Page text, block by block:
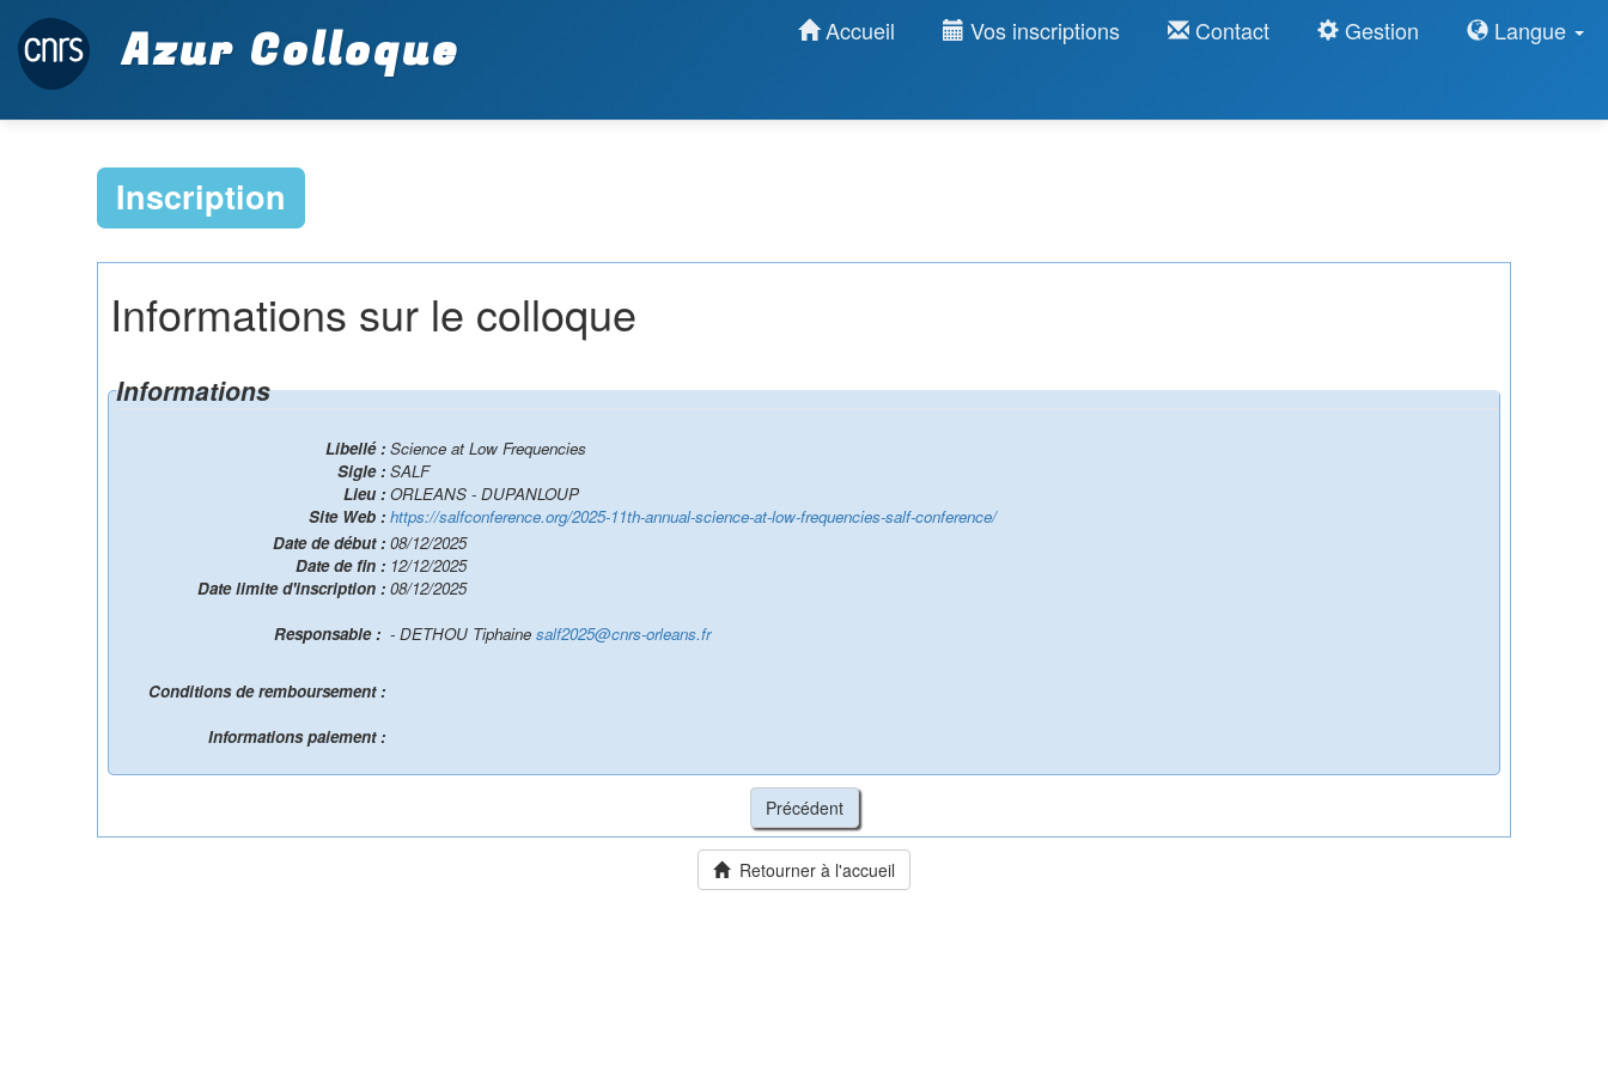
Azur Colloque Accueil Vos inscriptions Contact Gestion Langue
Inscription
Informations sur le colloque
Informations
Libellé : Science at Low Frequencies
Sigle : SALF
Lieu : ORLEANS - DUPANLOUP
Site Web : https://salfconference.org/2025-11th-annual-science-at-low-frequencies-salf-conference/
Date de début : 08/12/2025
Date de fin : 12/12/2025
Date limite d'inscription : 08/12/2025
- DETHOU Tiphaine salf2025@cnrs-orleans.fr
Conditions de remboursement :
Informations paiement :
Retourner à l'accueil